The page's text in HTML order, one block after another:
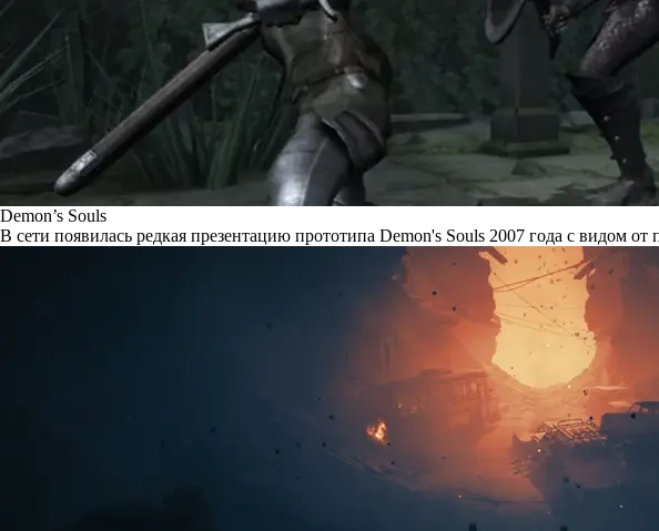
Demon’s Souls
В сети появилась редкая презентацию прототипа Demon's Souls 2007 года с видом от